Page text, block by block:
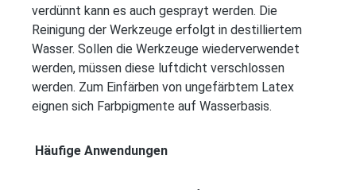
verdünnt kann es auch gesprayt werden. Die
Reinigung der Werkzeuge erfolgt in destilliertem
Wasser. Sollen die Werkzeuge wiederverwendet
werden, müssen diese luftdicht verschlossen
werden. Zum Einfärben von ungefärbtem Latex
eignen sich Farbpigmente auf Wasserbasis.
Häufige Anwendungen